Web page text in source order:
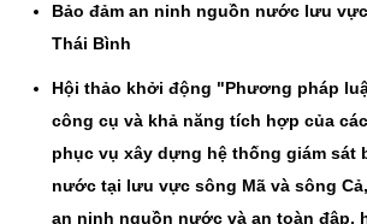
Bảo đảm an ninh nguồn nước lưu
Thái Bình
Hội thảo khởi động "Phương pháp
công cụ và khả năng tích hợp của
phục vụ xây dựng hệ thống giám sát
nước tại lưu vực sông Mã và sông
an ninh nguồn nước và an toàn đập,